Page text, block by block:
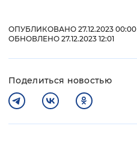
ОПУБЛИКОВАНО 27.12.2023 00:00
ОБНОВЛЕНО 27.12.2023 12:01
Поделиться новостью